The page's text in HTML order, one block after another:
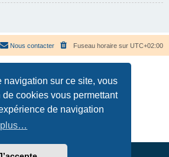
navigation sur ce site, vous
de cookies vous permettant
de navigation
plus…
Fuseau horaire sur UTC+02:00
Nous contacter
phpBB® Forum Software © phpBB Limited
Confidentialité